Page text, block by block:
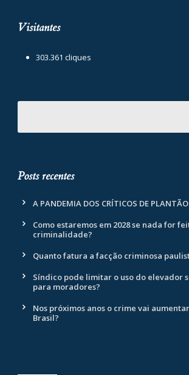
Visitantes
303.361 cliques
Posts recentes
A PANDEMIA DOS CRÍTICOS DE PLANTÃO
Como estaremos em 2028 se nada for
criminalidade?
Quanto fatura a facção criminosa
Síndico pode limitar o uso do elevador
para moradores?
Nos próximos anos o crime vai
Brasil?